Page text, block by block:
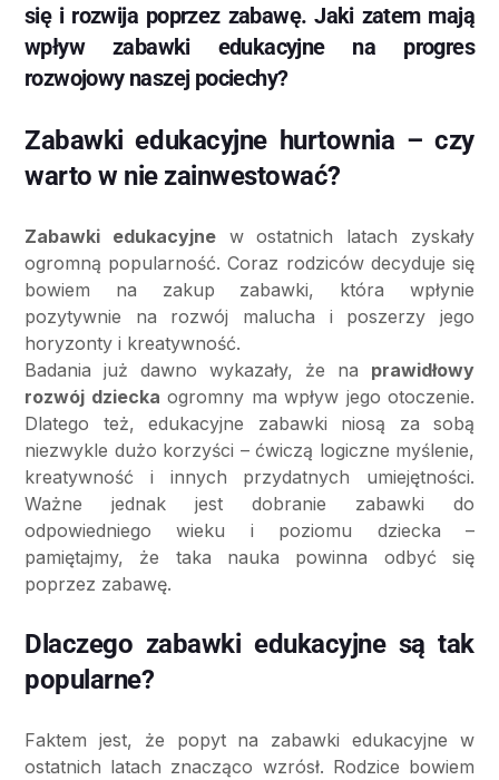
się i rozwija poprzez zabawę. Jaki zatem mają
wpływ zabawki edukacyjne na progres
rozwojowy naszej pociechy?
Zabawki edukacyjne hurtownia – czy
warto w nie zainwestować?
Zabawki edukacyjnew ostatnich latach zyskały
ogromną popularność. Coraz rodziców decyduje się
bowiem na zakup zabawki, która wpłynie
pozytywnie na rozwój malucha i poszerzy jego
horyzonty i kreatywność.
Badania już dawno wykazały, że na prawidłowy
rozwój dziecka ogromny ma wpływ jego otoczenie.
Dlatego też, edukacyjne zabawki niosą za sobą
niezwykle dużo korzyści – ćwiczą logiczne myślenie,
kreatywność i innych przydatnych umiejętności.
Ważne jednak jest dobranie zabawki do
odpowiedniego wieku i poziomu dziecka –
pamiętajmy, że taka nauka powinna odbyć się
poprzez zabawę.
Dlaczego zabawki edukacyjne są tak
popularne?
Faktem jest, że popyt na zabawki edukacyjne w
ostatnich latach znacząco wzrósł. Rodzice bowiem